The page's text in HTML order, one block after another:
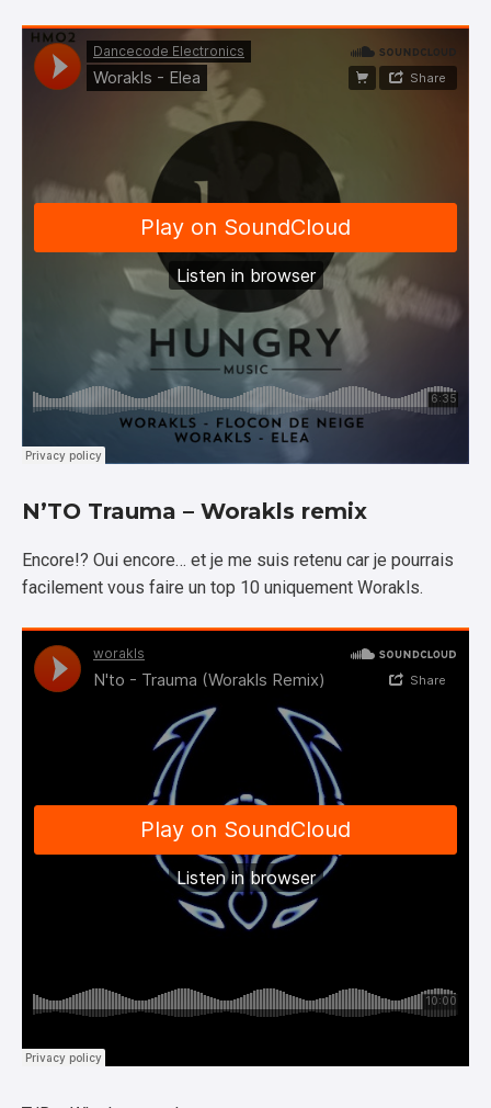
N’TO Trauma – Worakls remix
Encore!? Oui encore… et je me suis retenu car je pourrais
facilement vous faire un top 10 uniquement Worakls.